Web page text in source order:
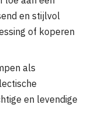
en stijlvol
of koperen
als
en levendige